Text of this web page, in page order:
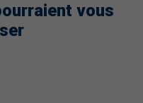
vous